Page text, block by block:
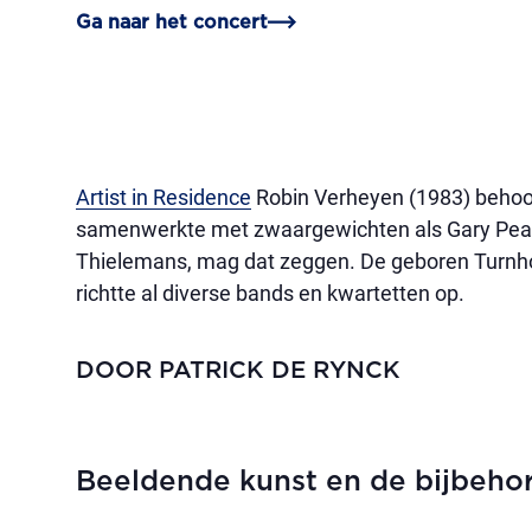
Ga naar het concert
Artist in Residence Robin Verheyen (1983)
samenwerkte met zwaargewichten als Gary
Thielemans, mag dat zeggen. De geboren
richtte al diverse bands en kwartetten op.
DOOR PATRICK DE RYNCK
Beeldende kunst en de